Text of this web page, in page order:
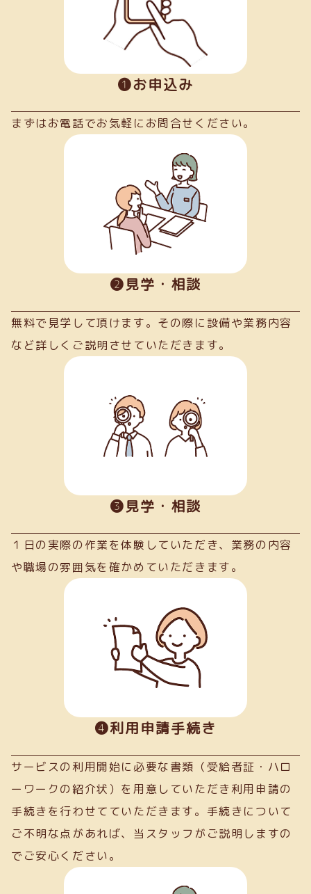
➊お申込み
まずはお電話でお気軽にお問合せください。
➋見学・相談
無料で見学して頂けます。その際に設備や業務内容
など詳しくご説明させていただきます。
➌見学・相談
１日の実際の作業を体験していただき、業務の内容
や職場の雰囲気を確かめていただきます。
➍利用申請手続き
サービスの利用開始に必要な書類（受給者証・ハロ
ーワークの紹介状）を用意していただき利用申請の
手続きを行わせてていただきます。手続きについて
ご不明な点があれば、当スタッフがご説明しますの
でご安心ください。